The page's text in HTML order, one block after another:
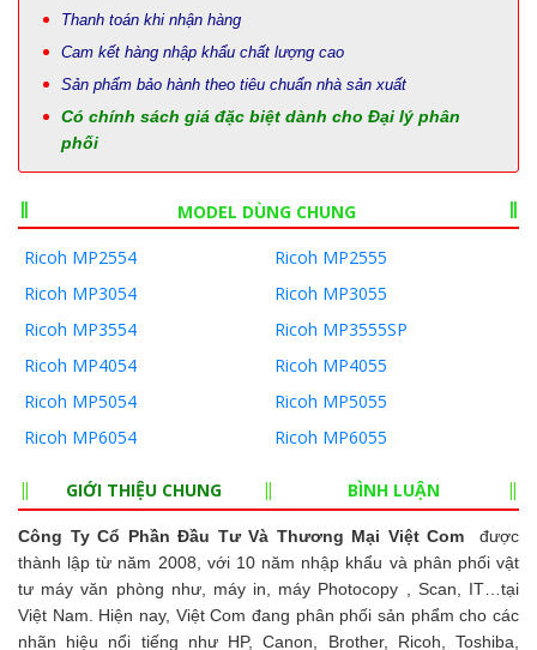
Thanh toán khi nhận hàng
Cam kết hàng nhập khẩu chất lượng cao
Sản phẩm bảo hành theo tiêu chuẩn nhà sản xuất
Có chính sách giá đặc biệt dành cho Đại lý phân
phối
MODEL DÙNG CHUNG
Ricoh MP2554
Ricoh MP2555
Ricoh MP3054
Ricoh MP3055
Ricoh MP3554
Ricoh MP3555SP
Ricoh MP4054
Ricoh MP4055
Ricoh MP5054
Ricoh MP5055
Ricoh MP6054
Ricoh MP6055
GIỚI THIỆU CHUNG BÌNH LUẬN
Công Ty Cổ Phần Đầu Tư Và Thương Mại Việt Com được
thành lập từ năm 2008, với 10 năm nhập khẩu và phân phối vật
tư máy văn phòng như, máy in, máy Photocopy , Scan, IT…tại
Việt Nam. Hiện nay, Việt Com đang phân phối sản phẩm cho các
nhãn hiệu nổi tiếng như HP, Canon, Brother, Ricoh, Toshiba,